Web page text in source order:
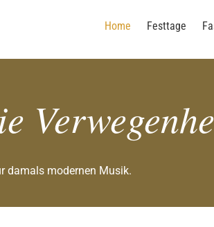
Home Festtage
damals modernen Musik.